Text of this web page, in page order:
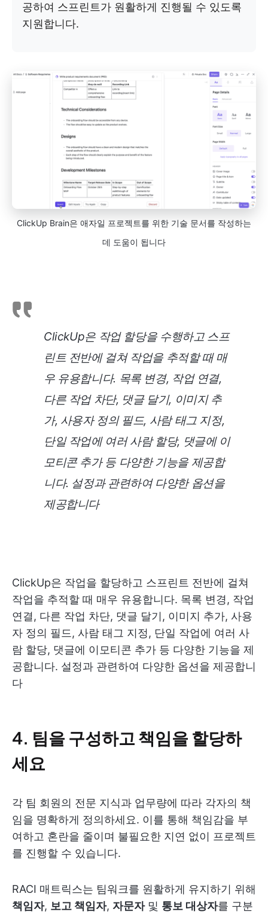
공하여 스프린트가 원활하게 진행될 수 있도록
지원합니다.
ClickUp Brain은 애자일 프로젝트를 위한 기술 문서를 작성하는
데 도움이 됩니다
ClickUp은 작업 할당을 수행하고 스프
린트 전반에 걸쳐 작업을 추적할 때 매
우 유용합니다. 목록 변경, 작업 연결,
다른 작업 차단, 댓글 달기, 이미지 추
가, 사용자 정의 필드, 사람 태그 지정,
단일 작업에 여러 사람 할당, 댓글에 이
모티콘 추가 등 다양한 기능을 제공합
니다. 설정과 관련하여 다양한 옵션을
제공합니다
ClickUp은 작업을 할당하고 스프린트 전반에 걸쳐
작업을 추적할 때 매우 유용합니다. 목록 변경, 작업
연결, 다른 작업 차단, 댓글 달기, 이미지 추가, 사용
자 정의 필드, 사람 태그 지정, 단일 작업에 여러 사
람 할당, 댓글에 이모티콘 추가 등 다양한 기능을 제
공합니다. 설정과 관련하여 다양한 옵션을 제공합니
다
4. 팀을 구성하고 책임을 할당하
세요
각 팀 회원의 전문 지식과 업무량에 따라 각자의 책
임을 명확하게 정의하세요. 이를 통해 책임감을 부
여하고 혼란을 줄이며 불필요한 지연 없이 프로젝트
를 진행할 수 있습니다.
RACI 매트릭스는 팀워크를 원활하게 유지하기 위해
책임자, 보고 책임자, 자문자및 통보 대상자를 구분